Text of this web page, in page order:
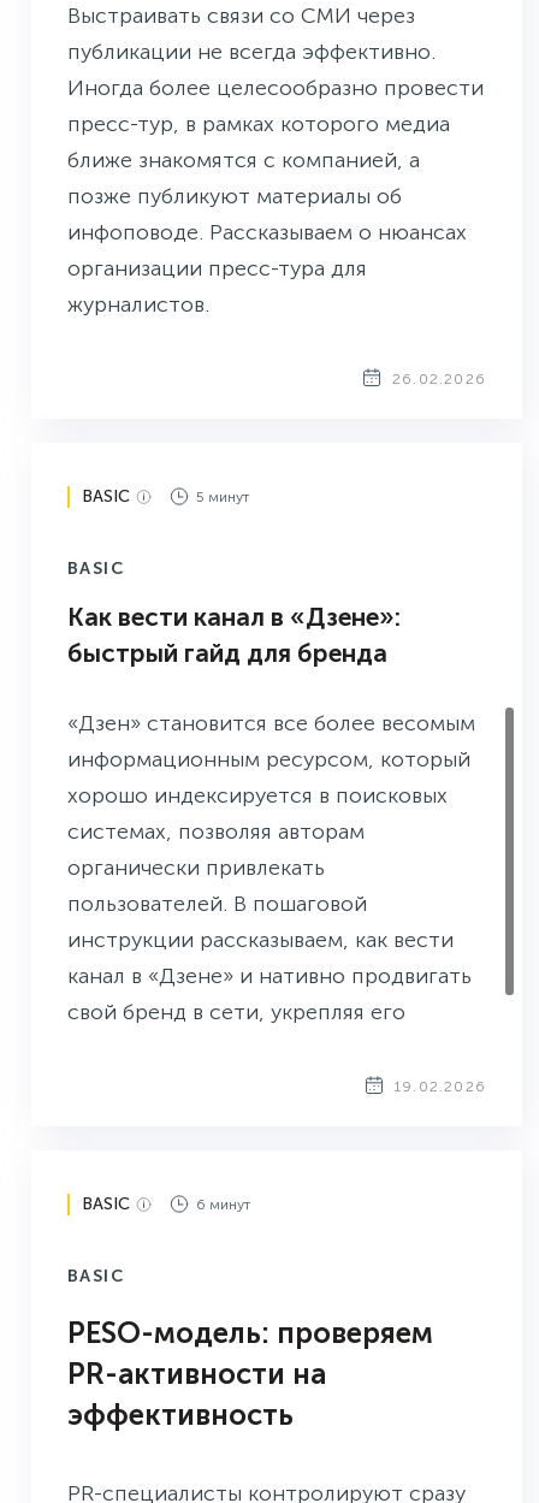
Выстраивать связи со СМИ через
публикации не всегда эффективно.
Иногда более целесообразно провести
пресс-тур, в рамках которого медиа
ближе знакомятся с компанией, а
позже публикуют материалы об
инфоповоде. Рассказываем о нюансах
организации пресс-тура для
журналистов.
26.02.2026
BASIC 5 минут
BASIC
Как вести канал в «Дзене»:
быстрый гайд для бренда
«Дзен» становится все более весомым
информационным ресурсом, который
хорошо индексируется в поисковых
системах, позволяя авторам
органически привлекать
пользователей. В пошаговой
инструкции рассказываем, как вести
канал в «Дзене» и нативно продвигать
свой бренд в сети, укрепляя его
19.02.2026
BASIC 6 минут
BASIC
PESO-модель: проверяем
PR-активности на
эффективность
PR-специалисты контролируют сразу